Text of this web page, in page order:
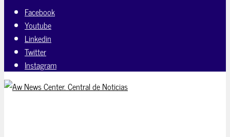
Facebook
Youtube
Linkedin
Twitter
Instagram